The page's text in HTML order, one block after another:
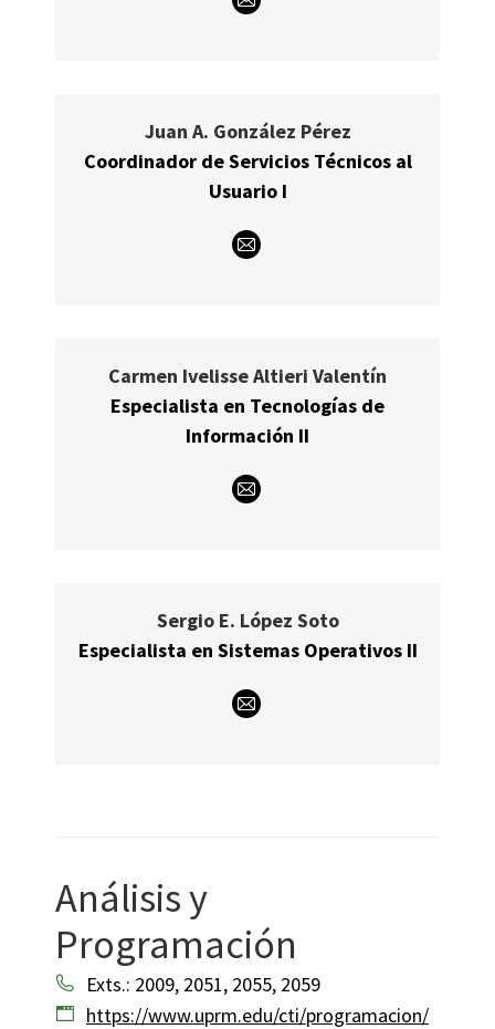
E-
Juan A. González Pérez
Coordinador de Servicios Técnicos al
Usuario I
E-
Carmen Ivelisse Altieri Valentín
Especialista en Tecnologías de
Información II
E-
Sergio E. López Soto
Especialista en Sistemas Operativos II
E-
Análisis y
Programación
Exts.: 2009, 2051, 2055, 2059
https://www.uprm.edu/cti/programacion/